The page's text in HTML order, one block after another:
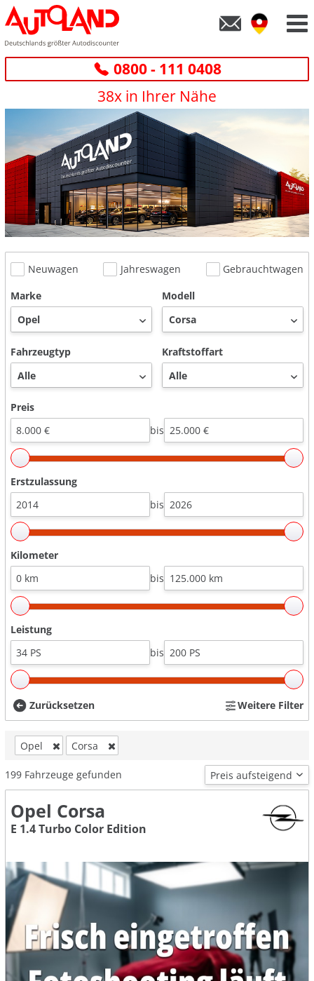
0800 - 111 0408
38x in Ihrer Nähe
Neuwagen Jahreswagen
Gebrauchtwagen
Marke
Modell
Fahrzeugtyp Kraftstoffart
Preis
bis
Erstzulassung
bis
Kilometer
bis
Leistung
bis
Zurücksetzen Weitere Filter
Opel Corsa
199 Fahrzeuge gefunden
Opel Corsa
E 1.4 Turbo Color Edition